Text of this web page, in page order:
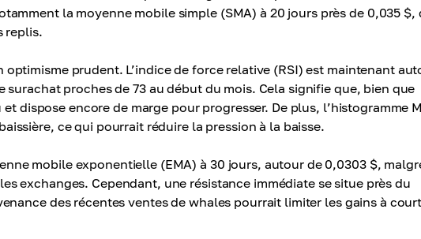
la moyenne mobile simple (SMA) à 20 jours près de 0,035 $,
replis.
prudent. L’indice de force relative (RSI) est maintenant
surachat proches de 73 au début du mois. Cela signifie que, bien que
dispose encore de marge pour progresser. De plus, l’histogramme
ce qui pourrait réduire la pression à la baisse.
mobile exponentielle (EMA) à 30 jours, autour de 0,0303 $,
exchanges. Cependant, une résistance immédiate se situe près du
des récentes ventes de whales pourrait limiter les gains à